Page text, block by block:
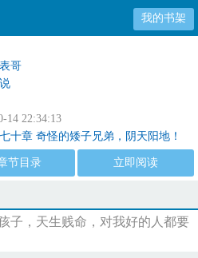
我的书架
哥
14 22:34:13
十章 奇怪的矮子兄弟，阴天阳地！
节目录 立即阅读
子，天生贱命，对我好的人都要